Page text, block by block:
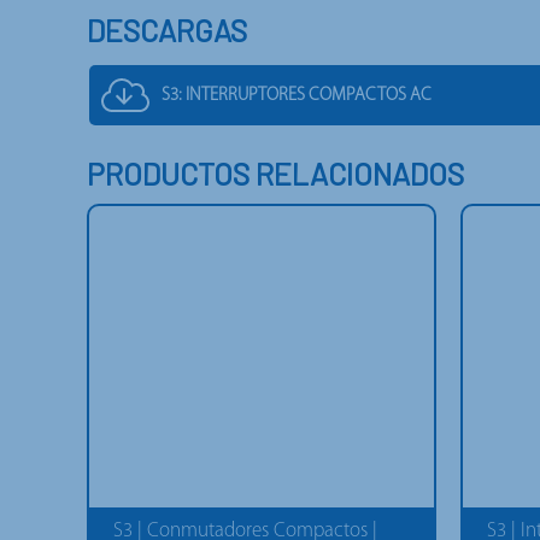
DESCARGAS
S3: INTERRUPTORES COMPACTOS AC
PRODUCTOS RELACIONADOS
S3 | Conmutadores Compactos |
S3 |